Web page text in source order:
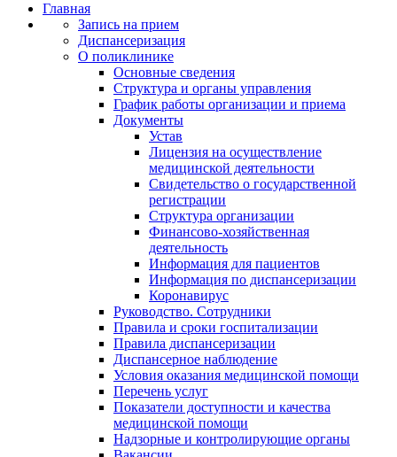
Главная
Запись на прием
Диспансеризация
О поликлинике
Основные сведения
Структура и органы управления
График работы организации и приема
Документы
Устав
Лицензия на осуществление
медицинской деятельности
Свидетельство о государственной
регистрации
Структура организации
Финансово-хозяйственная
деятельность
Информация для пациентов
Информация по диспансеризации
Коронавирус
Руководство. Сотрудники
Правила и сроки госпитализации
Правила диспансеризации
Диспансерное наблюдение
Условия оказания медицинской помощи
Перечень услуг
Показатели доступности и качества
медицинской помощи
Надзорные и контролирующие органы